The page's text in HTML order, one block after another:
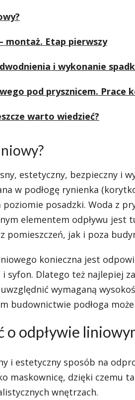
montaż. Etap pierwszy
i wykonanie
pod prysznicem. Prace
warto wiedzieć?
estetyczny, bezpieczny i
w podłogę rynienka
posadzki. Woda z
elementem odpływu jest
pomieszczeń, jak i poza
konieczna jest
i syfon. Dlatego też najlepiej
wymaganą
budownictwie podłoga
o odpływie
i estetyczny sposób na
maskownicę, dzięki czemu
wnętrzach.